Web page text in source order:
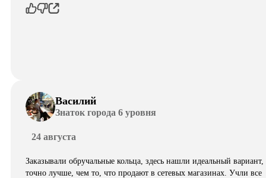
Василий
Знаток города 6 уровня
24 августа
Заказывали обручальные кольца, здесь нашли идеальный вариант,
точно лучше, чем то, что продают в сетевых магазинах. Учли все